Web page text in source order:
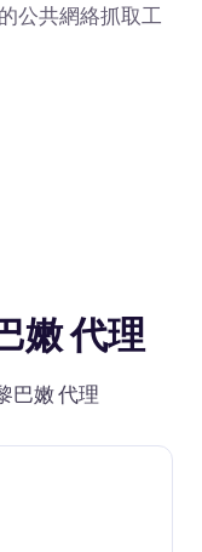
公共網絡抓取工
嫩 代理
巴嫩 代理